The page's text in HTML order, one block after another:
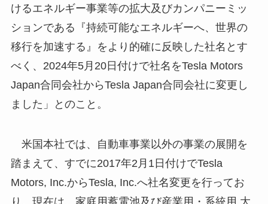
けるエネルギー事業等の拡大及びカンパニーミッ
ションである『持続可能なエネルギーへ、世界の
移行を加速する』をより的確に反映した社名とす
べく、2024年5月20日付けで社名をTesla Motors
Japan合同会社からTesla Japan合同会社に変更し
ました」とのこと。
米国本社では、自動車事業以外の事業の展開を
踏まえて、すでに2017年2月1日付けでTesla
Motors, Inc.からTesla, Inc.へ社名変更を行ってお